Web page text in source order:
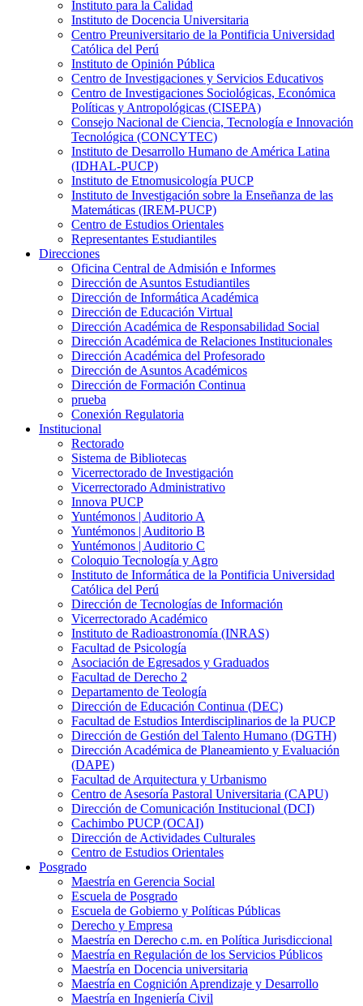
Instituto para la Calidad
Instituto de Docencia Universitaria
Centro Preuniversitario de la Pontificia Universidad
Católica del Perú
Instituto de Opinión Pública
Centro de Investigaciones y Servicios Educativos
Centro de Investigaciones Sociológicas, Económica
Políticas y Antropológicas (CISEPA)
Consejo Nacional de Ciencia, Tecnología e Innovación
Tecnológica (CONCYTEC)
Instituto de Desarrollo Humano de América Latina
(IDHAL-PUCP)
Instituto de Etnomusicología PUCP
Instituto de Investigación sobre la Enseñanza de las
Matemáticas (IREM-PUCP)
Centro de Estudios Orientales
Representantes Estudiantiles
Direcciones
Oficina Central de Admisión e Informes
Dirección de Asuntos Estudiantiles
Dirección de Informática Académica
Dirección de Educación Virtual
Dirección Académica de Responsabilidad Social
Dirección Académica de Relaciones Institucionales
Dirección Académica del Profesorado
Dirección de Asuntos Académicos
Dirección de Formación Continua
prueba
Conexión Regulatoria
Institucional
Rectorado
Sistema de Bibliotecas
Vicerrectorado de Investigación
Vicerrectorado Administrativo
Innova PUCP
Yuntémonos | Auditorio A
Yuntémonos | Auditorio B
Yuntémonos | Auditorio C
Coloquio Tecnología y Agro
Instituto de Informática de la Pontificia Universidad
Católica del Perú
Dirección de Tecnologías de Información
Vicerrectorado Académico
Instituto de Radioastronomía (INRAS)
Facultad de Psicología
Asociación de Egresados y Graduados
Facultad de Derecho 2
Departamento de Teología
Dirección de Educación Continua (DEC)
Facultad de Estudios Interdisciplinarios de la PUCP
Dirección de Gestión del Talento Humano (DGTH)
Dirección Académica de Planeamiento y Evaluación
(DAPE)
Facultad de Arquitectura y Urbanismo
Centro de Asesoría Pastoral Universitaria (CAPU)
Dirección de Comunicación Institucional (DCI)
Cachimbo PUCP (OCAI)
Dirección de Actividades Culturales
Centro de Estudios Orientales
Posgrado
Maestría en Gerencia Social
Escuela de Posgrado
Escuela de Gobierno y Políticas Públicas
Derecho y Empresa
Maestría en Derecho c.m. en Política Jurisdiccional
Maestría en Regulación de los Servicios Públicos
Maestría en Docencia universitaria
Maestría en Cognición Aprendizaje y Desarrollo
Maestría en Ingeniería Civil